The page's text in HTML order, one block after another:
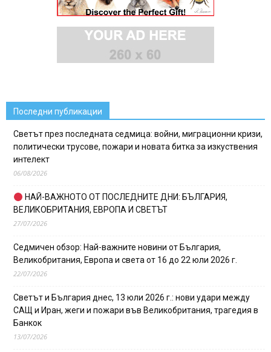
Последни публикации
Светът през последната седмица: войни, миграционни кризи,
политически трусове, пожари и новата битка за изкуствения
интелект
06/08/2026
НАЙ-ВАЖНОТО ОТ ПОСЛЕДНИТЕ ДНИ: БЪЛГАРИЯ,
ВЕЛИКОБРИТАНИЯ, ЕВРОПА И СВЕТЪТ
27/07/2026
Седмичен обзор: Най-важните новини от България,
Великобритания, Европа и света от 16 до 22 юли 2026 г.
22/07/2026
Светът и България днес, 13 юли 2026 г.: нови удари между
САЩ и Иран, жеги и пожари във Великобритания, трагедия в
Банкок
13/07/2026